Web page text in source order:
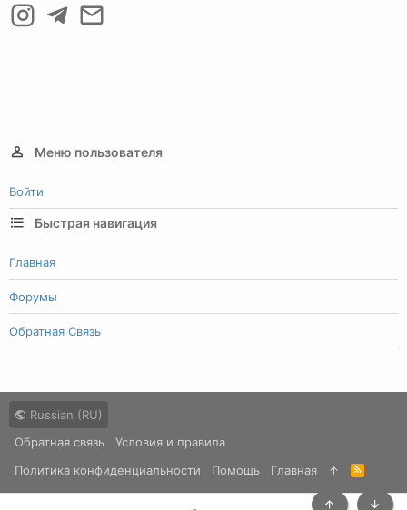
Меню пользователя
Войти
Быстрая навигация
Главная
Форумы
Обратная Связь
Russian (RU)
Обратная связь
Условия и правила
Политика конфиденциальности
Помощь Главная
R
S
S